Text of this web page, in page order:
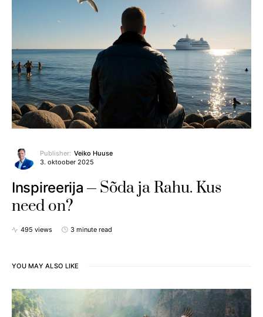
Publisher: Veiko Huuse
3. oktoober 2025
Inspireerija
Sõda ja Rahu. Kus
need on?
495 views 3 minute read
YOU MAY ALSO LIKE